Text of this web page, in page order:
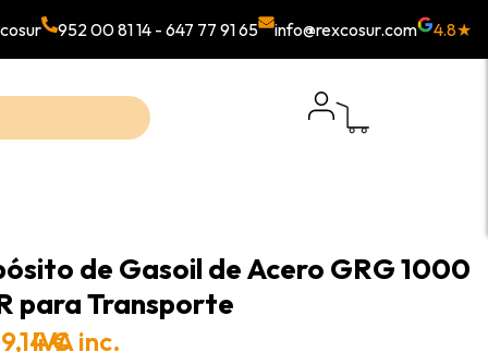
952 00 81 14 - 647 77 91 65 info@rexcosur.com 4.8★
de Gasoil de Acero GRG 1000
para Transporte
€
IVA inc.